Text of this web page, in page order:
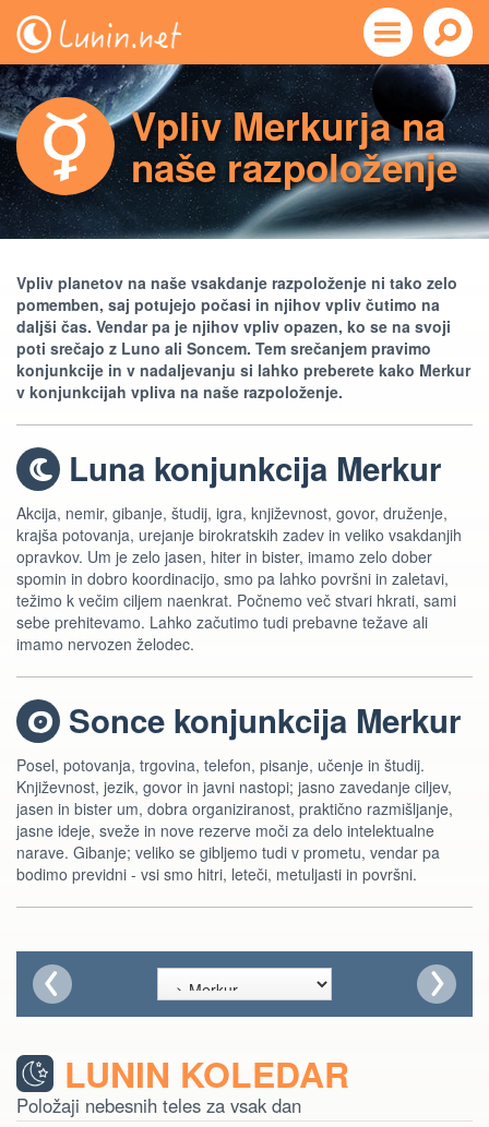
Vpliv Merkurja na
naše razpoloženje
Vpliv planetov na naše vsakdanje razpoloženje ni tako zelo
pomemben, saj potujejo počasi in njihov vpliv čutimo na
daljši čas. Vendar pa je njihov vpliv opazen, ko se na svoji
poti srečajo z Luno ali Soncem. Tem srečanjem pravimo
konjunkcije in v nadaljevanju si lahko preberete kako Merkur
v konjunkcijah vpliva na naše razpoloženje.
b Luna konjunkcija Merkur
Akcija, nemir, gibanje, študij, igra, književnost, govor, druženje,
krajša potovanja, urejanje birokratskih zadev in veliko vsakdanjih
opravkov. Um je zelo jasen, hiter in bister, imamo zelo dober
spomin in dobro koordinacijo, smo pa lahko površni in zaletavi,
težimo k večim ciljem naenkrat. Počnemo več stvari hkrati, sami
sebe prehitevamo. Lahko začutimo tudi prebavne težave ali
imamo nervozen želodec.
a Sonce konjunkcija Merkur
Posel, potovanja, trgovina, telefon, pisanje, učenje in študij.
Književnost, jezik, govor in javni nastopi; jasno zavedanje ciljev,
jasen in bister um, dobra organiziranost, praktično razmišljanje,
jasne ideje, sveže in nove rezerve moči za delo intelektualne
narave. Gibanje; veliko se gibljemo tudi v prometu, vendar pa
bodimo previdni - vsi smo hitri, leteči, metuljasti in površni.
LUNIN KOLEDAR
Položaji nebesnih teles za vsak dan